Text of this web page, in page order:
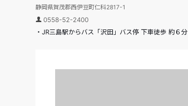
静岡県賀茂郡西伊豆町仁科2817-1
0558-52-2400
・JR三島駅からバス「沢田」バス停 下車徒歩 約６分